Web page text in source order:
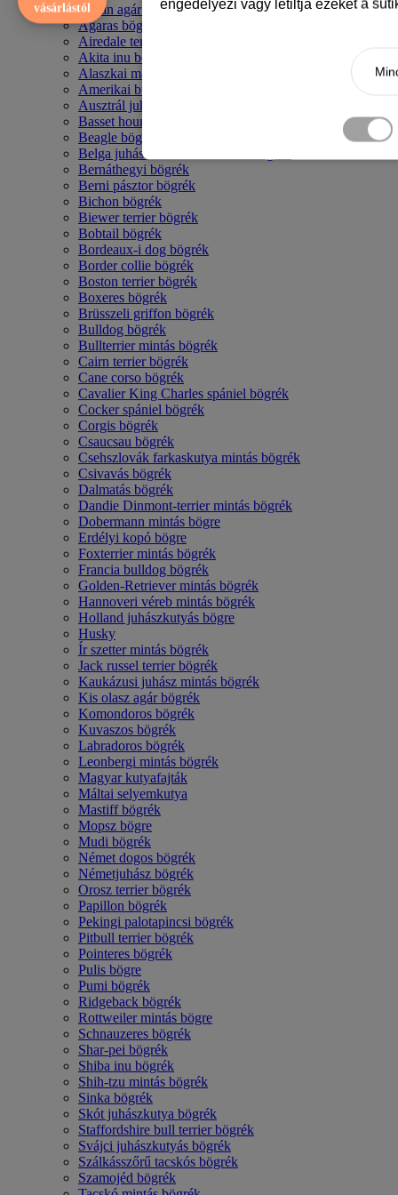
Afgán agár bögrék
Agaras bögrék
Airedale terrier mintás bögre
Akita inu bögrék
Alaszkai malamut bögrék
Amerikai bulldog mintás bögrék
Ausztrál juhászkutya bögrék
Basset hound mintás bögrék
Beagle bögrék
Belga juhász - malinois mintás bögrék
Bernáthegyi bögrék
Berni pásztor bögrék
Bichon bögrék
Biewer terrier bögrék
Bobtail bögrék
Bordeaux-i dog bögrék
Border collie bögrék
Boston terrier bögrék
Boxeres bögrék
Brüsszeli griffon bögrék
Bulldog bögrék
Bullterrier mintás bögrék
Cairn terrier bögrék
Cane corso bögrék
Cavalier King Charles spániel bögrék
Cocker spániel bögrék
Corgis bögrék
Csaucsau bögrék
Csehszlovák farkaskutya mintás bögrék
Csivavás bögrék
Dalmatás bögrék
Dandie Dinmont-terrier mintás bögrék
Dobermann mintás bögre
Erdélyi kopó bögre
Foxterrier mintás bögrék
Francia bulldog bögrék
Golden-Retriever mintás bögrék
Hannoveri véreb mintás bögrék
Holland juhászkutyás bögre
Husky
Ír szetter mintás bögrék
Jack russel terrier bögrék
Kaukázusi juhász mintás bögrék
Kis olasz agár bögrék
Komondoros bögrék
Kuvaszos bögrék
Labradoros bögrék
Leonbergi mintás bögrék
Magyar kutyafajták
Máltai selyemkutya
Mastiff bögrék
Mopsz bögre
Mudi bögrék
Német dogos bögrék
Németjuhász bögrék
Orosz terrier bögrék
Papillon bögrék
Pekingi palotapincsi bögrék
Pitbull terrier bögrék
Pointeres bögrék
Pulis bögre
Pumi bögrék
Ridgeback bögrék
Rottweiler mintás bögre
Schnauzeres bögrék
Shar-pei bögrék
Shiba inu bögrék
Shih-tzu mintás bögrék
Sinka bögrék
Skót juhászkutya bögrék
Staffordshire bull terrier bögrék
Svájci juhászkutyás bögrék
Szálkásszőrű tacskós bögrék
Szamojéd bögrék
vásárlástól
engedélyezi vagy letiltja ezeket a